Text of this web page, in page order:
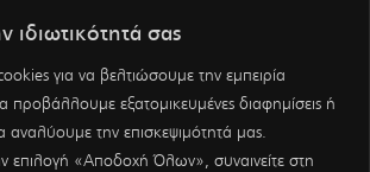
ιδιωτικότητά σας
για να βελτιώσουμε την εμπειρία
προβάλλουμε εξατομικευμένες διαφημίσεις ή
αναλύουμε την επισκεψιμότητά μας.
επιλογή «Αποδοχή Όλων», συναινείτε στη